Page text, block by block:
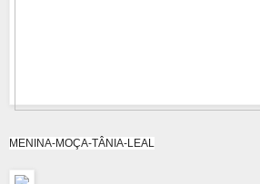
MENINA-MOÇA-TÂNIA-LEAL